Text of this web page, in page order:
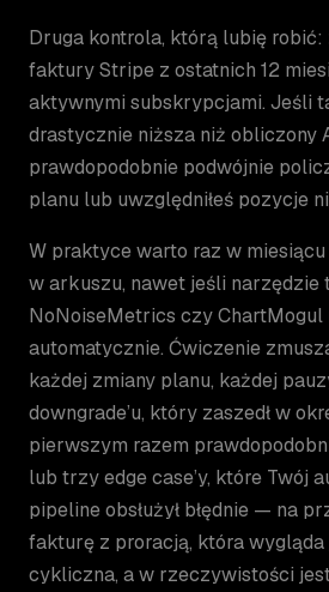
Druga kontrola, którą lubię
faktury Stripe z ostatnich 12
aktywnymi subskrypcjami. Jeśli
drastycznie niższa niż obliczony
prawdopodobnie podwójnie
planu lub uwzględniłeś pozycje
W praktyce warto raz w
w arkuszu, nawet jeśli narzędzie
NoNoiseMetrics czy ChartMogul
automatycznie. Ćwiczenie
każdej zmiany planu, każdej
downgrade’u, który zaszedł w
pierwszym razem
lub trzy edge case’y, które Twój
pipeline obsłużył błędnie — na
fakturę z proracją, która
cykliczna, a w rzeczywistości